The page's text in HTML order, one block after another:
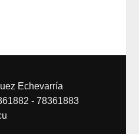
Echevarría
- 78361883